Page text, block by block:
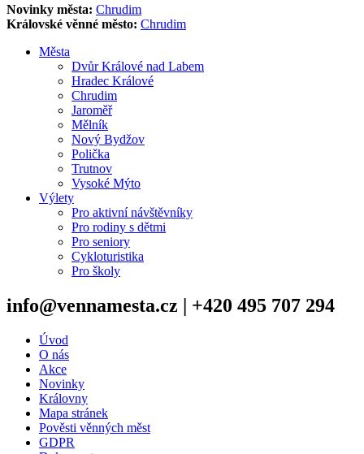
Novinky města: Chrudim
Královské věnné město: Chrudim
Města
Dvůr Králové nad Labem
Hradec Králové
Chrudim
Jaroměř
Mělník
Nový Bydžov
Polička
Trutnov
Vysoké Mýto
Výlety
Pro aktivní návštěvníky
Pro rodiny s dětmi
Pro seniory
Cykloturistika
Pro školy
info@vennamesta.cz | +420 495 707 294
Úvod
O nás
Akce
Novinky
Královny
Mapa stránek
Pověsti věnných měst
GDPR